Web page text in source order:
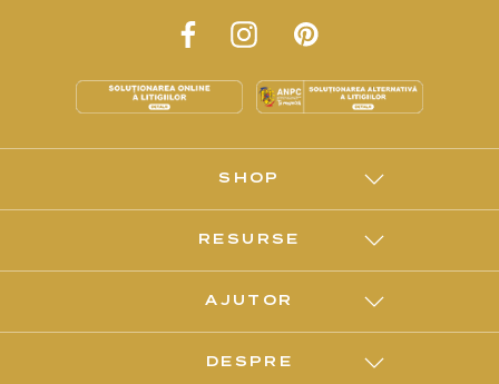
SHOP
RESURSE
AJUTOR
DESPRE